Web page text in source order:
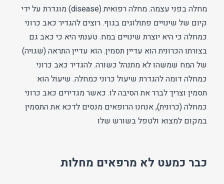
מחלה בפני עצמה. מחלה רפואית (disease) מוגדרת על ידי
קיום של שינויים פתולוגים בגוף. רוצים להגדיר כאב כרוני
כמחלה כי היא יוצרת שינויים במח. טענתי היא כי כאב גם
בצורתו הכרונית הוא עדיין תסמין. הוא עדיין התראה (שגויה)
של המח שמשהו לא מתנהל כשורה. להגדיר כאב כרוני
כמחלה דומה להגדרת שיעול כרוני כמחלה. שיעול הוא
תסמין וצריך לברר את הסיבה לו. כאשר מגדירים כאב כרוני
כמחלה (כרונית), אנחנו הרופאים מנסים לדכא את התסמין
במקום למצוא ולטפל בשורש שלו
כבר כמעט לא מרפאים מחלות